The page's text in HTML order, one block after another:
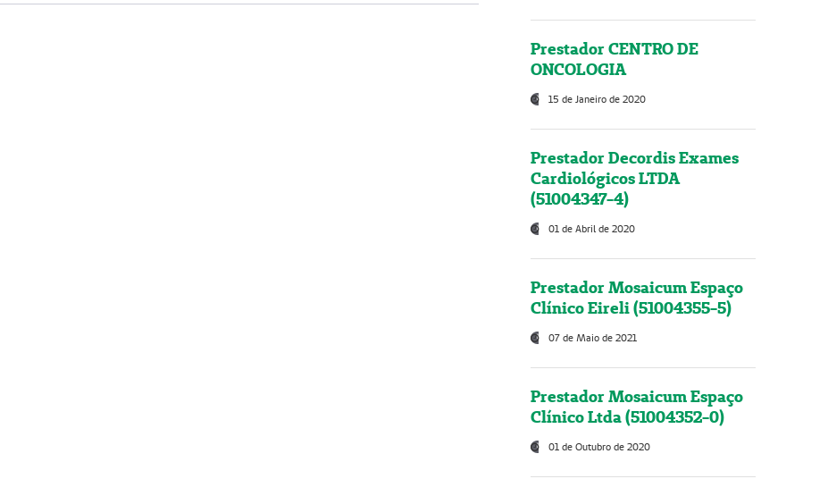
Prestador CENTRO DE
ONCOLOGIA
15 de Janeiro de 2020
Prestador Decordis Exames
Cardiológicos LTDA
(51004347-4)
01 de Abril de 2020
Prestador Mosaicum Espaço
Clínico Eireli (51004355-5)
07 de Maio de 2021
Prestador Mosaicum Espaço
Clínico Ltda (51004352-0)
01 de Outubro de 2020